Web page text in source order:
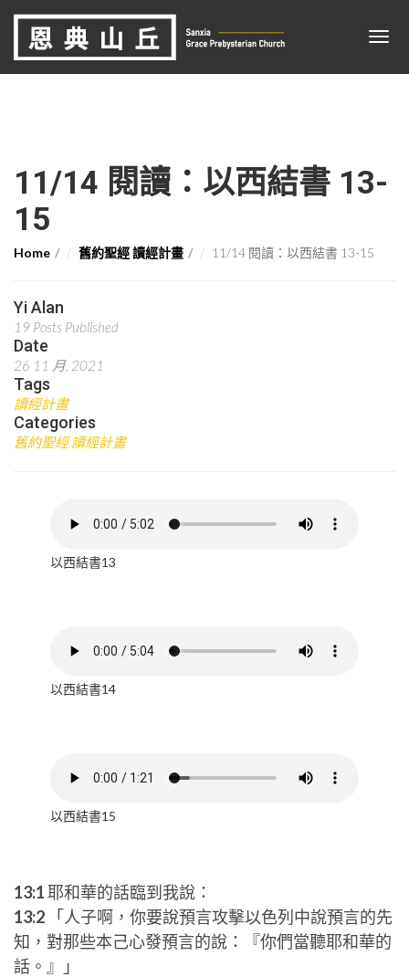
11/14 閱讀：以西結書 13-
15
Home 舊約聖經 讀經計畫 11/14 閱讀：以西結書 13-15
Yi Alan
19 Posts Published
Date
26 11 月, 2021
Tags
讀經計畫
Categories
舊約聖經 讀經計畫
以西結書13
以西結書14
以西結書15
13:1耶和華的話臨到我說：
13:2 「人子啊，你要說預言攻擊以色列中說預言的先
知，對那些本己心發預言的說：『你們當聽耶和華的
話。』」